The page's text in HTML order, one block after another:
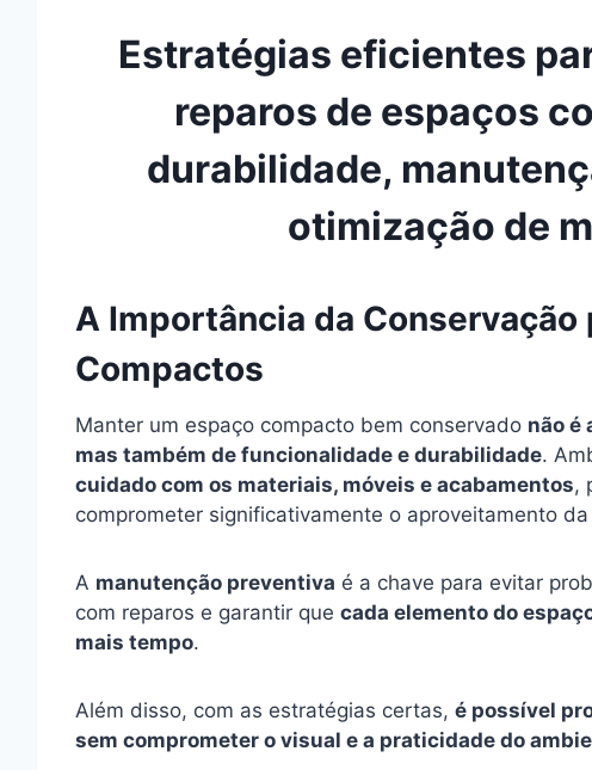
Estratégias eficientes
reparos de espaços
durabilidade,
otimização de
A Importância da Conservação
Compactos
Manter um espaço compacto bem conservado não é
mas também de funcionalidade e durabilidade.
cuidado com os materiais, móveis e acabamentos,
comprometer significativamente o aproveitamento
A manutenção preventiva é a chave para evitar
com reparos e garantir que cada elemento do
mais tempo.
Além disso, com as estratégias certas, é possível
sem comprometer o visual e a praticidade do